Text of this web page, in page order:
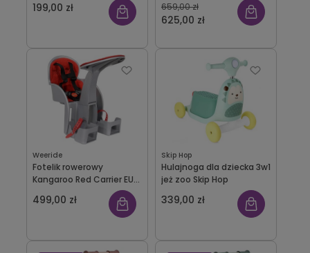
199,00 zł
625,00 zł
659,00 zł
Weeride
Fotelik rowerowy
Kangaroo Red Carrier EUR
499,00 zł
Skip Hop
Hulajnoga dla dziecka 3w1
jeż zoo Skip Hop
339,00 zł